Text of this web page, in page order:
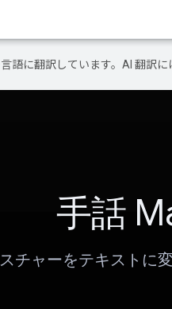
語に翻訳しています。AI 翻訳に
手話
チャーをテキストに